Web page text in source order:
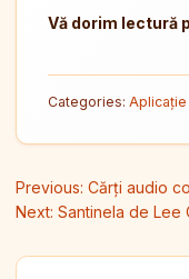
Vă dorim lectură
Categories:
Navigare în
Previous: Cărți audio
Next: Santinela de Lee